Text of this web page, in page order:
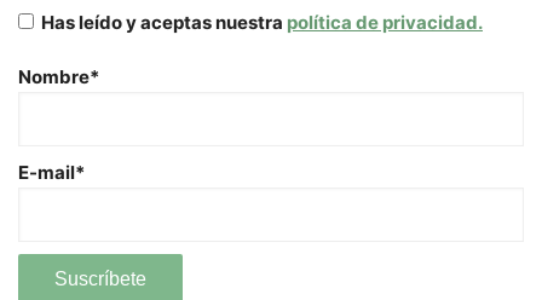
Has leído y aceptas nuestra política de privacidad.
Nombre*
E-mail*